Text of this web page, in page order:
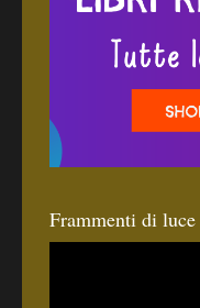
Frammenti di luce